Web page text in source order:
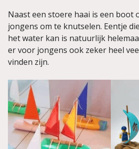
Naast een stoere haai is een boot
jongens om te knutselen. Eentje
het water kan is natuurlijk
er voor jongens ook zeker heel
vinden zijn.